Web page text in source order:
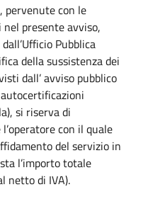
pervenute con le
presente avviso,
Pubblica
della sussistenza dei
dall’ avviso pubblico
si riserva di
con il quale
del servizio in
l’importo totale
netto di IVA).